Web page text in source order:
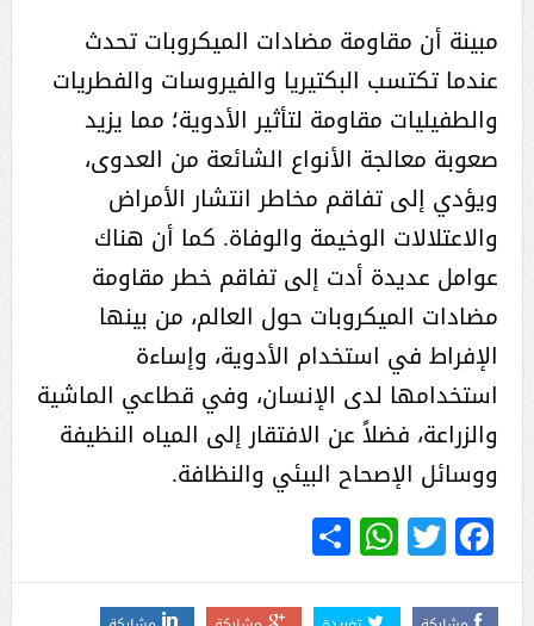
مبينة أن مقاومة مضادات الميكروبات تحدث
عندما تكتسب البكتيريا والفيروسات والفطريات
والطفيليات مقاومة لتأثير الأدوية؛ مما يزيد
صعوبة معالجة الأنواع الشائعة من العدوى،
ويؤدي إلى تفاقم مخاطر انتشار الأمراض
والاعتلالات الوخيمة والوفاة. كما أن هناك
عوامل عديدة أدت إلى تفاقم خطر مقاومة
مضادات الميكروبات حول العالم، من بينها
الإفراط في استخدام الأدوية، وإساءة
استخدامها لدى الإنسان، وفي قطاعي الماشية
والزراعة، فضلاً عن الافتقار إلى المياه النظيفة
ووسائل الإصحاح البيئي والنظافة.
Facebook
Twitter
WhatsApp
Share